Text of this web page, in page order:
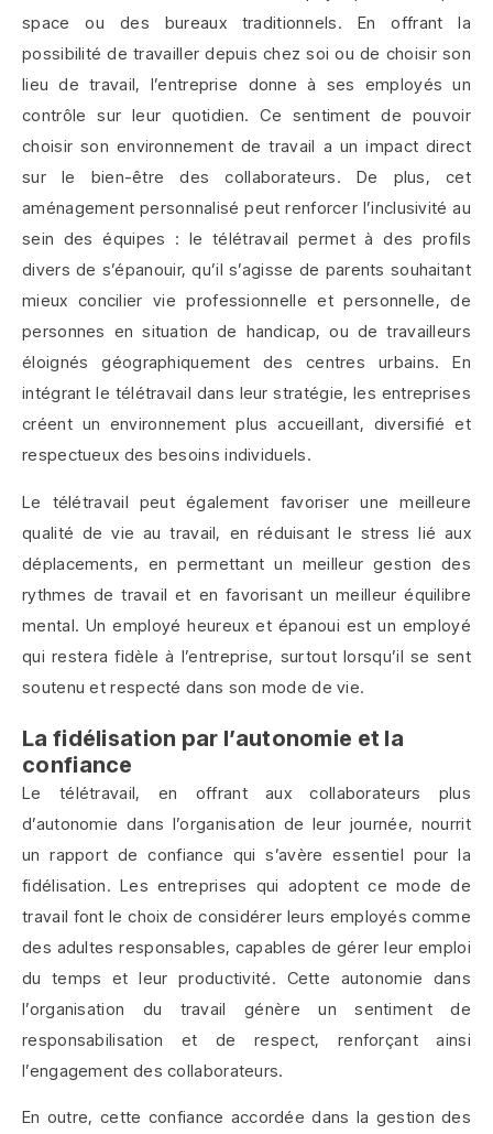
space ou des bureaux traditionnels. En offrant la
possibilité de travailler depuis chez soi ou de choisir son
lieu de travail, l’entreprise donne à ses employés un
contrôle sur leur quotidien. Ce sentiment de pouvoir
choisir son environnement de travail a un impact direct
sur le bien-être des collaborateurs. De plus, cet
aménagement personnalisé peut renforcer l’inclusivité au
sein des équipes : le télétravail permet à des profils
divers de s’épanouir, qu’il s’agisse de parents souhaitant
mieux concilier vie professionnelle et personnelle, de
personnes en situation de handicap, ou de travailleurs
éloignés géographiquement des centres urbains. En
intégrant le télétravail dans leur stratégie, les entreprises
créent un environnement plus accueillant, diversifié et
respectueux des besoins individuels.
Le télétravail peut également favoriser une meilleure
qualité de vie au travail, en réduisant le stress lié aux
déplacements, en permettant un meilleur gestion des
rythmes de travail et en favorisant un meilleur équilibre
mental. Un employé heureux et épanoui est un employé
qui restera fidèle à l’entreprise, surtout lorsqu’il se sent
soutenu et respecté dans son mode de vie.
La fidélisation par l’autonomie et la
confiance
Le télétravail, en offrant aux collaborateurs plus
d’autonomie dans l’organisation de leur journée, nourrit
un rapport de confiance qui s’avère essentiel pour la
fidélisation. Les entreprises qui adoptent ce mode de
travail font le choix de considérer leurs employés comme
des adultes responsables, capables de gérer leur emploi
du temps et leur productivité. Cette autonomie dans
l’organisation du travail génère un sentiment de
responsabilisation et de respect, renforçant ainsi
l’engagement des collaborateurs.
En outre, cette confiance accordée dans la gestion des